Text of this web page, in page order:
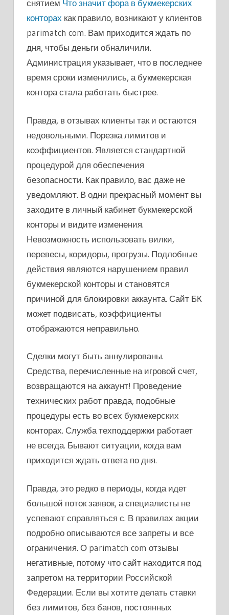
снятием Что значит фора в букмекерских
конторах как правило, возникают у клиентов
parimatch com. Вам приходится ждать по
дня, чтобы деньги обналичили.
Администрация указывает, что в последнее
время сроки изменились, а букмекерская
контора стала работать быстрее.
Правда, в отзывах клиенты так и остаются
недовольными. Порезка лимитов и
коэффициентов. Является стандартной
процедурой для обеспечения
безопасности. Как правило, вас даже не
уведомляют. В одни прекрасный момент вы
заходите в личный кабинет букмекерской
конторы и видите изменения.
Невозможность использовать вилки,
перевесы, коридоры, прогрузы. Подлобные
действия являются нарушением правил
букмекерской конторы и становятся
причиной для блокировки аккаунта. Сайт БК
может подвисать, коэффициенты
отображаются неправильно.
Сделки могут быть аннулированы.
Средства, перечисленные на игровой счет,
возвращаются на аккаунт! Проведение
технических работ правда, подобные
процедуры есть во всех букмекерских
конторах. Служба техподдержки работает
не всегда. Бывают ситуации, когда вам
приходится ждать ответа по дня.
Правда, это редко в периоды, когда идет
большой поток заявок, а специалисты не
успевают справляться с. В правилах акции
подробно описываются все запреты и все
ограничения. О parimatch com отзывы
негативные, потому что сайт находится под
запретом на территории Российской
Федерации. Если вы хотите делать ставки
без лимитов, без банов, постоянных